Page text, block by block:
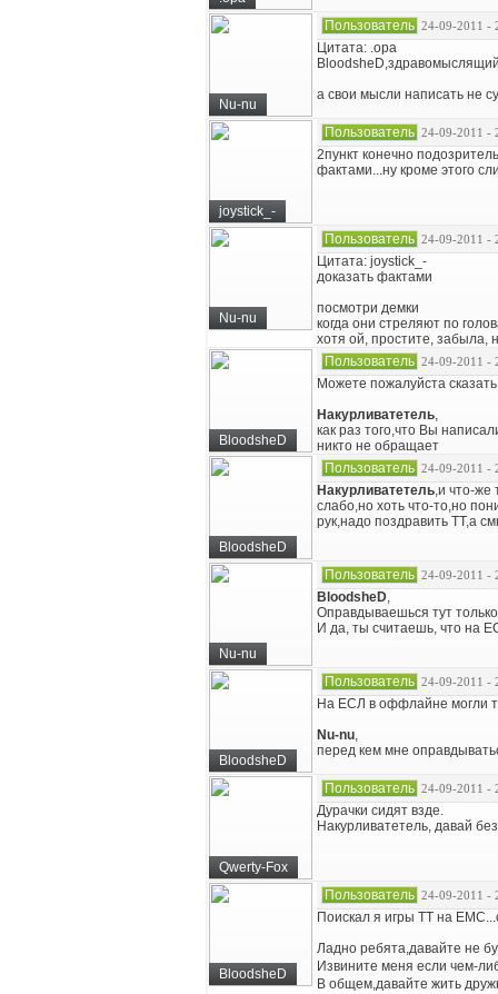
Nu-nu
Пользователь 24-09-2011 -
Цитата: .opa
а свои мысли написать не
joystick_-
Пользователь 24-09-2011 -
2пункт конечно
фактами...ну кроме этого
Nu-nu
Пользователь 24-09-2011 -
Цитата: joystick_-
доказать фактами
посмотри демки
когда они стреляют по
хотя ой, простите, забыла,
BloodsheD
Пользователь 24-09-2011 -
Можете пожалуйста
Накурливатетель,
как раз того,что Вы
никто не обращает
BloodsheD
Пользователь 24-09-2011 -
Накурливатетель,и что-же
слабо,но хоть что-то,но
рук,надо поздравить ТТ,а
Nu-nu
Пользователь 24-09-2011 -
BloodsheD,
Оправдываешься тут
И да, ты считаешь, что на
BloodsheD
Пользователь 24-09-2011 -
На ЕСЛ в оффлайне могли
Nu-nu,
перед кем мне
Qwerty-Fox
Пользователь 24-09-2011 -
Дурачки сидят взде.
Накурливатетель, давай
BloodsheD
Пользователь 24-09-2011 -
Поискал я игры ТТ на
Ладно ребята,давайте не
Извините меня если чем-
В общем,давайте жить